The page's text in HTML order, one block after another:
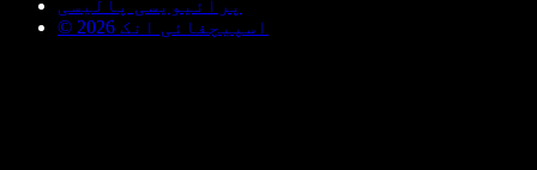
پرائیویسی پالیسی
© اسپیچفائی انک 2026